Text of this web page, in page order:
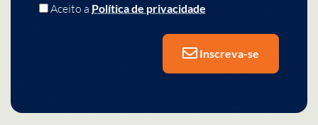
Aceito a Política de privacidade
Inscreva-se